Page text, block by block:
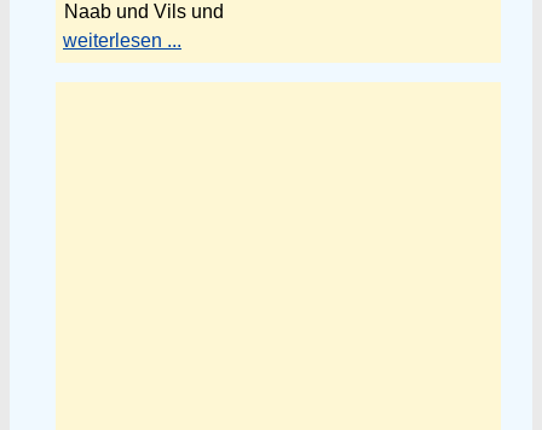
Naab und Vils und
weiterlesen ...